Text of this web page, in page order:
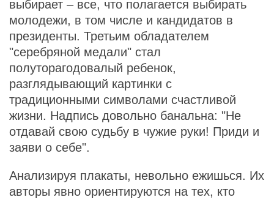
выбирает – все, что полагается выбирать
молодежи, в том числе и кандидатов в
президенты. Третьим обладателем
"серебряной медали" стал
полуторагодовалый ребенок,
разглядывающий картинки с
традиционными символами счастливой
жизни. Надпись довольно банальна: "Не
отдавай свою судьбу в чужие руки! Приди и
заяви о себе".
Анализируя плакаты, невольно ежишься. Их
авторы явно ориентируются на тех, кто